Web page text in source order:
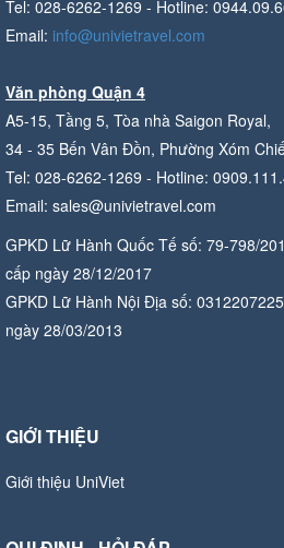
Tel: 028-6262-1269 - Hotline:
Email: info@univietravel.com
Văn phòng Quận 4
A5-15, Tầng 5, Tòa nhà Saigon Royal,
34 - 35 Bến Vân Đồn, Phường Xóm
Tel: 028-6262-1269 - Hotline:
Email: sales@univietravel.com
GPKD Lữ Hành Quốc Tế số: 79-798/
cấp ngày 28/12/2017
GPKD Lữ Hành Nội Địa số:
ngày 28/03/2013
GIỚI THIỆU
Giới thiệu UniViet